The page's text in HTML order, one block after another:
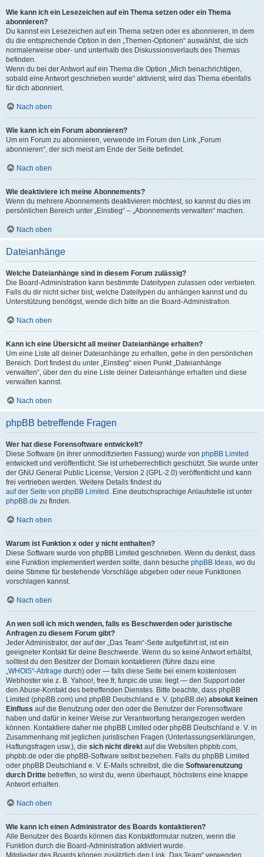
Wie kann ich ein Lesezeichen auf ein Thema setzen oder ein Thema
abonnieren?
Du kannst ein Lesezeichen auf ein Thema setzen oder es abonnieren, in dem
du die entsprechende Option in den „Themen-Optionen“ auswählst, die sich
normalerweise ober- und unterhalb des Diskussionsverlaufs des Themas
befinden.
Wenn du bei der Antwort auf ein Thema die Option „Mich benachrichtigen,
sobald eine Antwort geschrieben wurde“ aktivierst, wird das Thema ebenfalls
für dich abonniert.
Nach oben
Wie kann ich ein Forum abonnieren?
Um ein Forum zu abonnieren, verwende im Forum den Link „Forum
abonnieren“, der sich meist am Ende der Seite befindet.
Nach oben
Wie deaktiviere ich meine Abonnements?
Wenn du mehrere Abonnements deaktivieren möchtest, so kannst du dies im
persönlichen Bereich unter „Einstieg“ – „Abonnements verwalten“ machen.
Nach oben
Dateianhänge
Welche Dateianhänge sind in diesem Forum zulässig?
Die Board-Administration kann bestimmte Dateitypen zulassen oder verbieten.
Falls du dir nicht sicher bist, welche Dateitypen du anhängen kannst und du
Unterstützung benötigst, wende dich bitte an die Board-Administration.
Nach oben
Kann ich eine Übersicht all meiner Dateianhänge erhalten?
Um eine Liste all deiner Dateianhänge zu erhalten, gehe in den persönlichen
Bereich. Dort findest du unter „Einstieg“ einen Punkt „Dateianhänge
verwalten“, über den du eine Liste deiner Dateianhänge erhalten und diese
verwalten kannst.
Nach oben
phpBB betreffende Fragen
Wer hat diese Forensoftware entwickelt?
Diese Software (in ihrer unmodifizierten Fassung) wurde von phpBB Limited
entwickelt und veröffentlicht. Sie ist urheberrechtlich geschützt. Sie wurde unter
der GNU General Public License, Version 2 (GPL-2.0) veröffentlicht und kann
frei vertrieben werden. Weitere Details findest du
auf der Seite von phpBB Limited . Eine deutschsprachige Anlaufstelle ist unter
phpBB.de zu finden.
Nach oben
Warum ist Funktion x oder y nicht enthalten?
Diese Software wurde von phpBB Limited geschrieben. Wenn du denkst, dass
eine Funktion implementiert werden sollte, dann besuche phpBB Ideas, wo du
deine Stimme für bestehende Vorschläge abgeben oder neue Funktionen
vorschlagen kannst.
Nach oben
An wen soll ich mich wenden, falls es Beschwerden oder juristische
Anfragen zu diesem Forum gibt?
Jeder Administrator, der auf der „Das Team“-Seite aufgeführt ist, ist ein
geeigneter Kontakt für deine Beschwerde. Wenn du so keine Antwort erhältst,
solltest du den Besitzer der Domain kontaktieren (führe dazu eine
„WHOIS“-Abfrage durch) oder — falls diese Seite bei einem kostenlosen
Webhoster wie z. B. Yahoo!, free.fr, funpic.de usw. liegt — den Support oder
den Abuse-Kontakt des betreffenden Dienstes. Bitte beachte, dass phpBB
Limited (phpBB.com) und phpBB Deutschland e. V. (phpBB.de) absolut keinen
Einfluss auf die Benutzung oder den oder die Benutzer der Forensoftware
haben und dafür in keiner Weise zur Verantwortung herangezogen werden
können. Kontaktiere daher nie phpBB Limited oder phpBB Deutschland e. V. in
Zusammenhang mit jeglichen juristischen Fragen (Unterlassungserklärungen,
Haftungsfragen usw.), die sich nicht direkt auf die Websiten phpbb.com,
phpbb.de oder die phpBB-Software selbst beziehen. Falls du phpBB Limited
oder phpBB Deutschland e. V. E-Mails schreibst, die die Softwarenutzung
durch Dritte betreffen, so wirst du, wenn überhaupt, höchstens eine knappe
Antwort erhalten.
Nach oben
Wie kann ich einen Administrator des Boards kontaktieren?
Alle Benutzer des Boards können das Kontaktformular nutzen, wenn die
Funktion durch die Board-Administration aktiviert wurde.
Mitglieder des Boards können zusätzlich den Link „Das Team“ verwenden.